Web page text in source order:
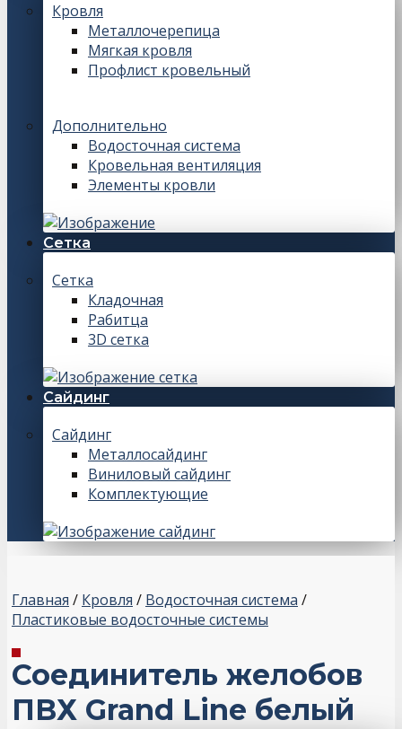
Кровля
Металлочерепица
Мягкая кровля
Профлист кровельный
Дополнительно
Водосточная система
Кровельная вентиляция
Элементы кровли
Сетка
Сетка
Кладочная
Рабитца
3D сетка
Сайдинг
Сайдинг
Металлосайдинг
Виниловый сайдинг
Комплектующие
Главная / Кровля / Водосточная система /
Пластиковые водосточные системы
Соединитель желобов
ПВХ Grand Line белый